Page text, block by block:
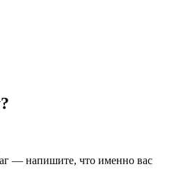
— напишите, что именно вас